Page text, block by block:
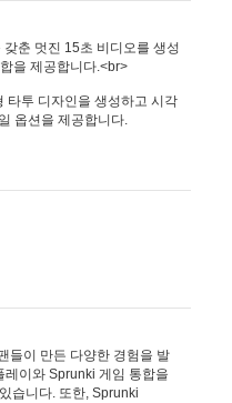
춘 멋진 15초 비디오를 생성
을 제공합니다.<br>
타투 디자인을 생성하고 시각
옵션을 제공합니다.
들이 만든 다양한 경험을 발
이와 Sprunki 게임 통합을
습니다. 또한, Sprunki